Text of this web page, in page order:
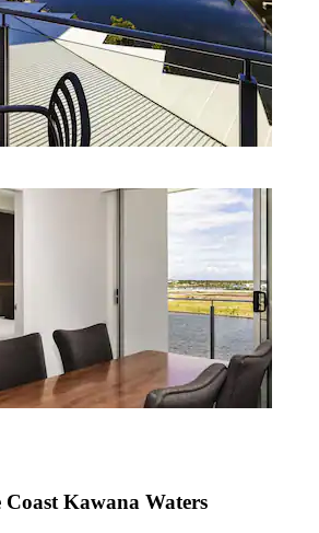
Kawana Waters